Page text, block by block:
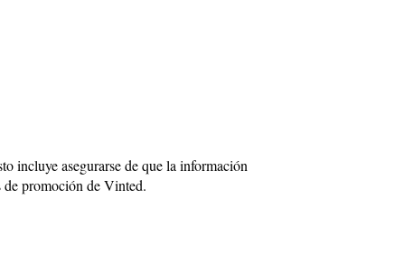
incluye asegurarse de que la información
de promoción de Vinted.